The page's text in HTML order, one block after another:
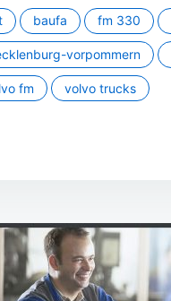
baufa fm 330
vorpommern
fm volvo trucks